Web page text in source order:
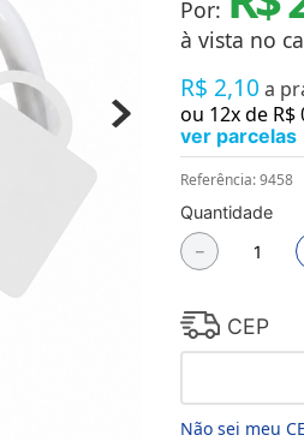
Por:
à vista no
R$ 2,10 a
ou 12x de R$
ver parcelas
Referência:9458
Quantidade
－
CEP
Não sei meu